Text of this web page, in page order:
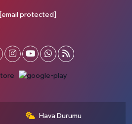
[email protected]
Hava Durumu